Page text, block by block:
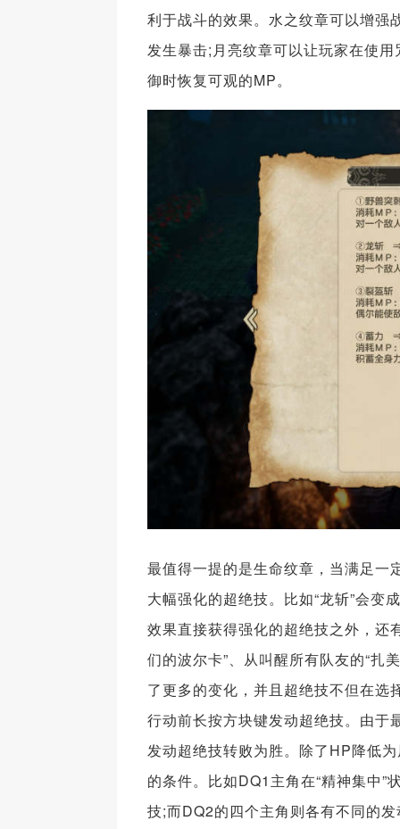
利于战斗的效果。水之纹章可以增强
发生暴击;月亮纹章可以让玩家在使
御时恢复可观的MP。
最值得一提的是生命纹章，当满足一
大幅强化的超绝技。比如“龙斩”会变
效果直接获得强化的超绝技之外，还
们的波尔卡”、从叫醒所有队友的“扎
了更多的变化，并且超绝技不但在选
行动前长按方块键发动超绝技。由于
发动超绝技转败为胜。除了HP降低
的条件。比如DQ1主角在“精神集中”
技;而DQ2的四个主角则各有不同的